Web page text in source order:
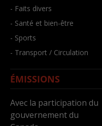
- Faits divers
- Santé et bien-être
- Sports
- Transport / Circulation
ÉMISSIONS
Avec la participation du
gouvernement du